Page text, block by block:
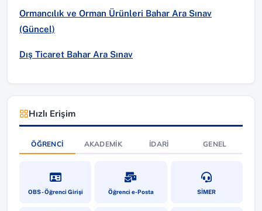
Ormancılık ve Orman Ürünleri Bahar Ara Sınav
(Güncel)
Dış Ticaret Bahar Ara Sınav
Hızlı Erişim
ÖĞRENCI AKADEMIK İDARI GENEL
OBS - Öğrenci Girişi(yeni sekmede açılır)Öğrenci e-Posta(yeni sekmede açılır)SİMER(yeni sekmede